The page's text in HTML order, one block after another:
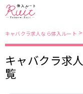
キャバクラ求人なら体入ルート >
キャバクラ求
覧
東京都
東京メトロ日比谷